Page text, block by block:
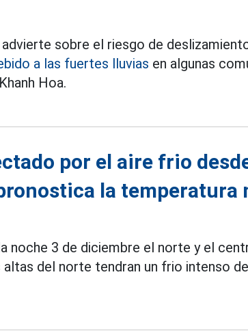
sobre el riesgo de
a las fuertes lluvias en algunas
Hoa.
por el aire frio
la temperatura
noche 3 de diciembre el norte y el
del norte tendran un frio intenso